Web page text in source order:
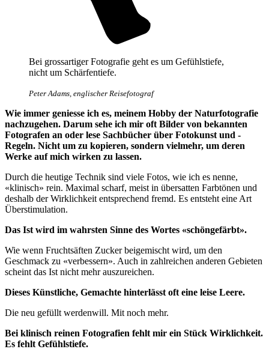
Bei grossartiger Fotografie geht es um Gefühlstiefe,
nicht um Schärfentiefe.
Peter Adams, englischer Reisefotograf
Wie immer geniesse ich es, meinem Hobby der Naturfotografie
nachzugehen. Darum sehe ich mir oft Bilder von bekannten
Fotografen an oder lese Sachbücher über Fotokunst und -
Regeln. Nicht um zu kopieren, sondern vielmehr, um deren
Werke auf mich wirken zu lassen.
Durch die heutige Technik sind viele Fotos, wie ich es nenne,
«klinisch» rein. Maximal scharf, meist in übersatten Farbtönen und
deshalb der Wirklichkeit entsprechend fremd. Es entsteht eine Art
Überstimulation.
Das Ist wird im wahrsten Sinne des Wortes «schöngefärbt».
Wie wenn Fruchtsäften Zucker beigemischt wird, um den
Geschmack zu «verbessern». Auch in zahlreichen anderen Gebieten
scheint das Ist nicht mehr auszureichen.
Dieses Künstliche, Gemachte hinterlässt oft eine leise Leere.
Die neu gefüllt werdenwill. Mit noch mehr.
Bei klinisch reinen Fotografien fehlt mir ein Stück Wirklichkeit.
Es fehlt Gefühlstiefe.